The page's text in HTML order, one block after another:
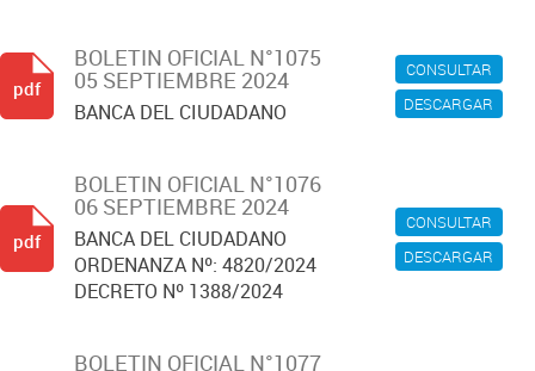
CONSULTAR
DESCARGAR
BOLETIN OFICIAL N°1075
05 SEPTIEMBRE 2024
BANCA DEL CIUDADANO
pdf
CONSULTAR
DESCARGAR
BOLETIN OFICIAL N°1076
06 SEPTIEMBRE 2024
BANCA DEL CIUDADANO
ORDENANZA Nº: 4820/2024
DECRETO Nº 1388/2024
pdf
BOLETIN OFICIAL N°1077